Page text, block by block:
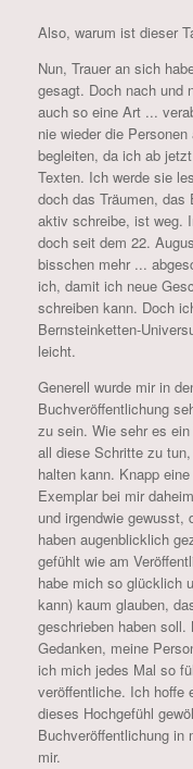
Also, warum ist dieser
Nun, Trauer an sich
gesagt. Doch nach und
auch so eine Art ...
nie wieder die
begleiten, da ich ab
Texten. Ich werde sie
doch das Träumen,
aktiv schreibe, ist weg.
doch seit dem 22.
bisschen mehr ...
ich, damit ich neue
schreiben kann. Doch
Bernsteinketten-
leicht.
Generell wurde mir in
Buchveröffentlichung
zu sein. Wie sehr es
all diese Schritte zu
halten kann. Knapp
Exemplar bei mir
und irgendwie
haben augenblicklich
gefühlt wie am
habe mich so glücklich
kann) kaum glauben,
geschrieben haben
Gedanken, meine
ich mich jedes Mal so
veröffentliche. Ich hoffe
dieses Hochgefühl
Buchveröffentlichung
mir.